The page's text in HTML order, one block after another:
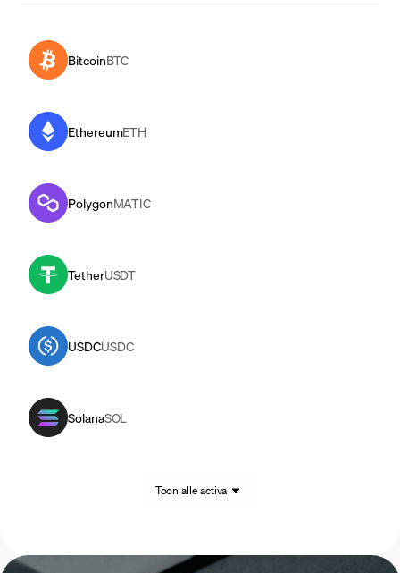
BitcoinBTC
EthereumETH
PolygonMATIC
TetherUSDT
USDCUSDC
SolanaSOL
Toon alle activa